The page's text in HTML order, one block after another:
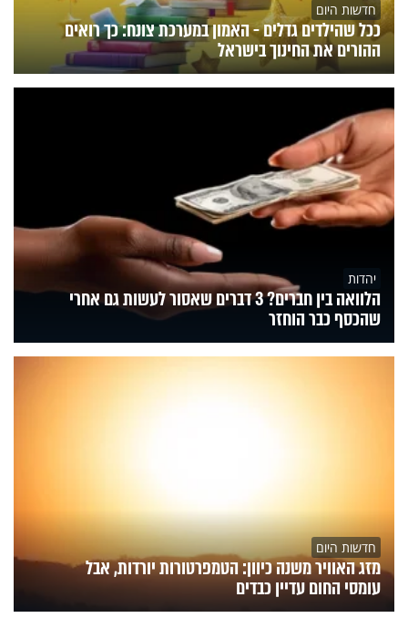
חדשות היום
ככל שהילדים גדלים - האמון במערכת צונח: כך רואים
ההורים את החינוך בישראל
יהדות
הלוואה בין חברים? 3 דברים שאסור לעשות גם אחרי
שהכסף כבר הוחזר
חדשות היום
מזג האוויר משנה כיוון: הטמפרטורות יורדות, אבל
עומסי החום עדיין כבדים